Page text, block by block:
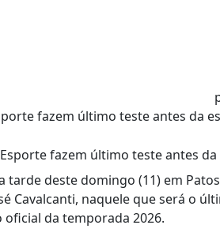
fazem último teste antes da
tarde deste domingo (11) em
Cavalcanti, naquele que será o
da temporada 2026.